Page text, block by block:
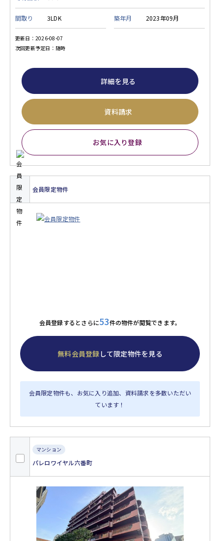
間取り 3LDK 築年月 2023年09月
更新日：2026-08-07
次回更新予定日：随時
詳細を見る
資料請求
お気に入り登録
会員限定物件
会員登録するとさらに53件の物件が閲覧できます。
無料会員登録 して限定物件を見る
会員限定物件も、お気に入り追加、資料請求を多数いただい
ています！
マンション
パレロワイヤル六番町